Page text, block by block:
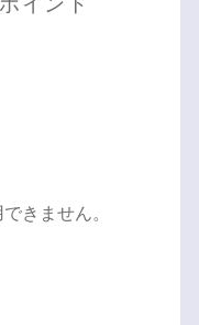
きません。